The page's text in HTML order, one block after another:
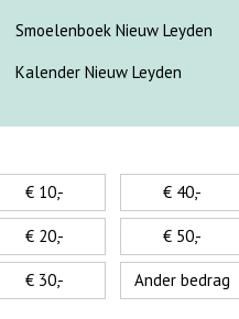
Smoelenboek Nieuw Leyden
Kalender Nieuw Leyden
€ 10,-
€ 20,-
€ 30,-
€ 40,-
€ 50,-
Ander bedrag